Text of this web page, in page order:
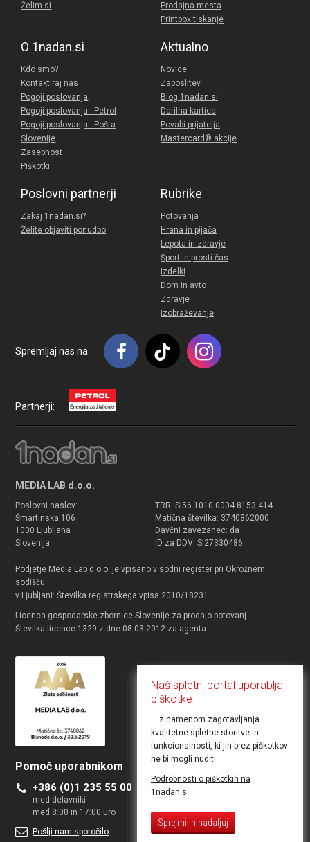
Želim si
Prodajna mesta
Printbox tiskanje
O 1nadan.si
Kdo smo?
Kontaktiraj nas
Pogoji poslovanja
Pogoji poslovanja - Petrol
Pogoji poslovanja - Pošta
Slovenije
Zasebnost
Piškotki
Aktualno
Novice
Zaposlitev
Blog 1nadan.si
Darilna kartica
Povabi prijatelja
Mastercard® akcije
Poslovni partnerji
Zakaj 1nadan.si?
Želite objaviti ponudbo
Rubrike
Potovanja
Hrana in pijača
Lepota in zdravje
Šport in prosti čas
Izdelki
Dom in avto
Zdravje
Izobraževanje
Spremljaj nas na:
Partnerji:
MEDIA LAB d.o.o.
Poslovni naslov:
Šmartinska 106
1000 Ljubljana
Slovenija
TRR: SI56 1010 0004 8153 414
Matična številka: 3740862000
Davčni zavezanec: da
ID za DDV: SI27330486
Podjetje Media Lab d.o.o. je vpisano v sodni register pri Okrožnem
sodišču
v Ljubljani: Številka registrskega vpisa 2010/18231.
Licenca gospodarske zbornice Slovenije za prodajo potovanj.
Številka licence 1329 z dne 08.03.2012 za agenta.
Pomoč uporabnikom
+386 (0)1 235 55 00
med delavniki
med 8:00 in 17:00 uro
Pošlji nam sporočilo
Želite objaviti ponudbo
Kontakt za poslovne uporabnike
Naš spletni portal uporablja
piškotke
... z namenom zagotavljanja
kvalitetne spletne storitve in
funkcionalnosti, ki jih brez piškotkov
ne bi mogli nuditi.
Podrobnosti o piškotkih na
1nadan.si
Sprejmi in nadaljuj